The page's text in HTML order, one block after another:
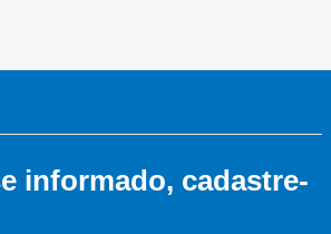
informado, cadastre-